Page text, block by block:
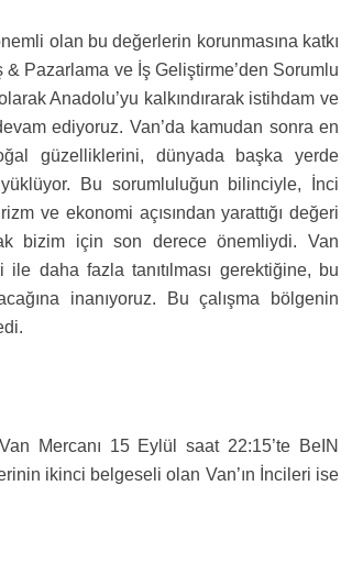
olan bu değerlerin korunmasına katkı
& Pazarlama ve İş Geliştirme’den Sorumlu
Anadolu’yu kalkındırarak istihdam ve
ediyoruz. Van’da kamudan sonra en
güzelliklerini, dünyada başka yerde
Bu sorumluluğun bilinciyle, İnci
ve ekonomi açısından yarattığı değeri
bizim için son derece önemliydi. Van
daha fazla tanıtılması gerektiğine, bu
inanıyoruz. Bu çalışma bölgenin
Mercanı 15 Eylül saat 22:15’te BeIN
ikinci belgeseli olan Van’ın İncileri ise